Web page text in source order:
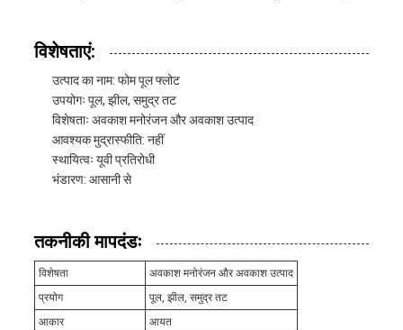
विशेषताएं:
उत्पाद का नाम: फोम पूल फ्लोट
उपयोगः पूल, झील, समुद्र तट
विशेषताः अवकाश मनोरंजन और अवकाश उत्पाद
आवश्यक मुद्रास्फीति: नहीं
स्थायित्वः यूवी प्रतिरोधी
भंडारण: आसानी से
तकनीकी मापदंडः
विशेषता
अवकाश मनोरंजन और अवकाश उत्पाद
प्रयोग
पूल, झील, समुद्र तट
आकार
आयत